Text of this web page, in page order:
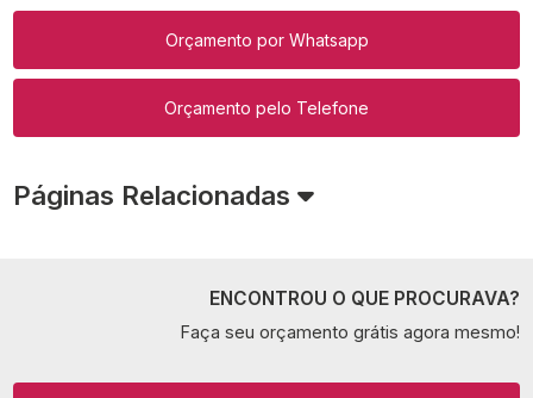
Orçamento por Whatsapp
Orçamento pelo Telefone
Páginas Relacionadas
ENCONTROU O QUE PROCURAVA?
Faça seu orçamento grátis agora mesmo!